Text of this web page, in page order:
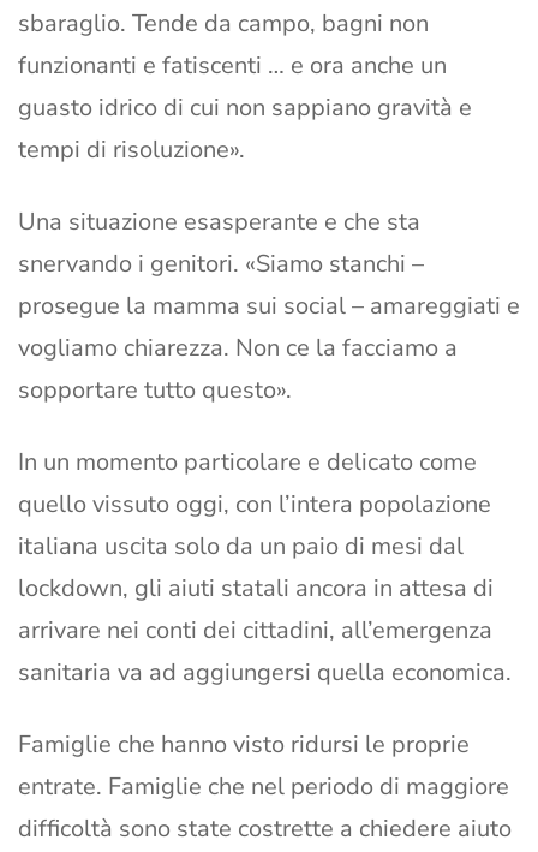
sbaraglio. Tende da campo, bagni non
funzionanti e fatiscenti … e ora anche un
guasto idrico di cui non sappiano gravità e
tempi di risoluzione».
Una situazione esasperante e che sta
snervando i genitori. «Siamo stanchi –
prosegue la mamma sui social – amareggiati e
vogliamo chiarezza. Non ce la facciamo a
sopportare tutto questo».
In un momento particolare e delicato come
quello vissuto oggi, con l’intera popolazione
italiana uscita solo da un paio di mesi dal
lockdown, gli aiuti statali ancora in attesa di
arrivare nei conti dei cittadini, all’emergenza
sanitaria va ad aggiungersi quella economica.
Famiglie che hanno visto ridursi le proprie
entrate. Famiglie che nel periodo di maggiore
difficoltà sono state costrette a chiedere aiuto